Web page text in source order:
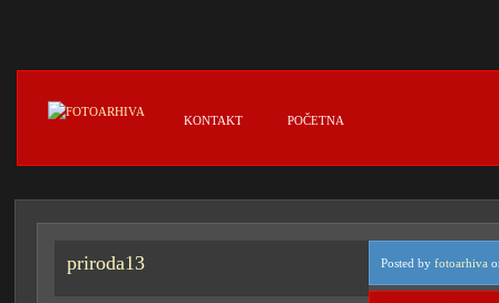
KONTAKT POČETNA
priroda13 Posted by fotoarhiva